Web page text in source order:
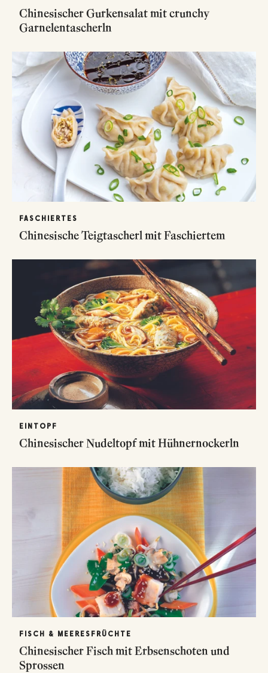
Chinesischer Gurkensalat mit crunchy
Garnelentascherln
FASCHIERTES
Chinesische Teigtascherl mit Faschiertem
EINTOPF
Chinesischer Nudeltopf mit Hühnernockerln
FISCH & MEERESFRÜCHTE
Chinesischer Fisch mit Erbsenschoten und
Sprossen